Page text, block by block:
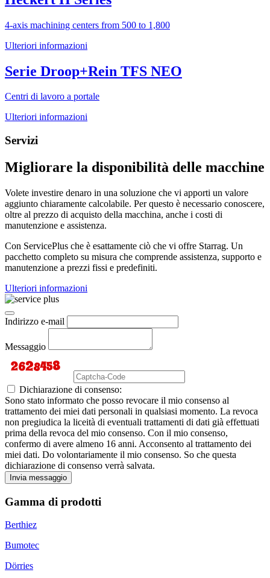
4-axis machining centers from 500 to 1,800
Ulteriori informazioni
Serie Droop+Rein TFS NEO
Centri di lavoro a portale
Ulteriori informazioni
Servizi
Migliorare la disponibilità delle macchine
Volete investire denaro in una soluzione che vi apporti un valore
aggiunto chiaramente calcolabile. Per questo è necessario conoscere,
oltre al prezzo di acquisto della macchina, anche i costi di
manutenzione e assistenza.
Con ServicePlus che è esattamente ciò che vi offre Starrag. Un
pacchetto completo su misura che comprende assistenza, supporto e
manutenzione a prezzi fissi e predefiniti.
Ulteriori informazioni
Indirizzo e-mail
Messaggio
Dichiarazione di consenso:
Sono stato informato che posso revocare il mio consenso al
trattamento dei miei dati personali in qualsiasi momento. La revoca
non pregiudica la liceità di eventuali trattamenti di dati già effettuati
prima della revoca del mio consenso. Con il mio consenso,
confermo di avere almeno 16 anni. Acconsento al trattamento dei
miei dati. Do volontariamente il mio consenso. So che questa
dichiarazione di consenso verrà salvata.
Invia messaggio
Gamma di prodotti
Berthiez
Bumotec
Dörries